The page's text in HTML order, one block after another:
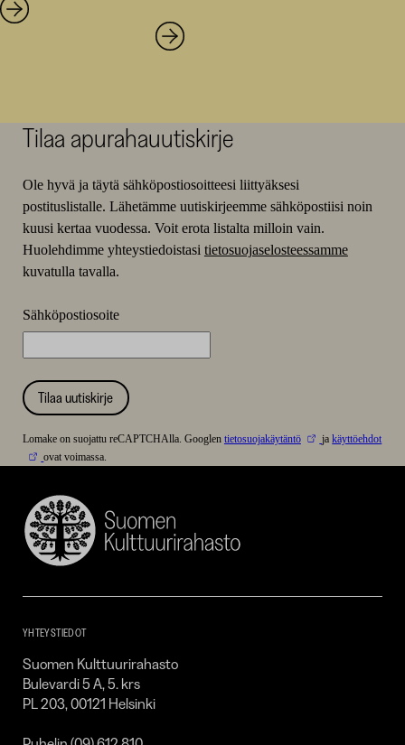
Tilaa apurahauutiskirje
Ole hyvä ja täytä sähköpostiosoitteesi liittyäksesi
postituslistalle. Lähetämme uutiskirjeemme sähköpostiisi noin
kuusi kertaa vuodessa. Voit erota listalta milloin vain.
Huolehdimme yhteystiedoistasi tietosuojaselosteessamme
kuvatulla tavalla.
Sähköpostiosoite
Tilaa uutiskirje
Lomake on suojattu reCAPTCHAlla. Googlen tietosuojakäytäntö jakäyttöehdot
ovat voimassa.
Suomen
Kulttuurirahasto
YHTEYSTIEDOT
Suomen Kulttuurirahasto
Bulevardi 5 A, 5. krs
PL 203, 00121 Helsinki